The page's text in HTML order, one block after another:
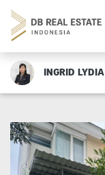
INGRID LYDIA